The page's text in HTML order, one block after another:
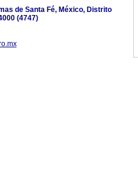
de Santa Fé, México, Distrito
(4747)